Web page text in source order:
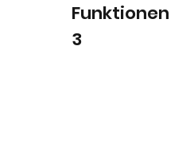
Funktionen
3